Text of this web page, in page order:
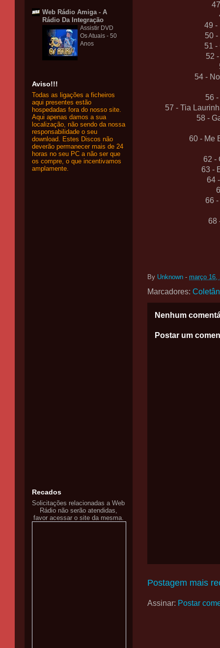
49 -
50 -
51 -
52
54 -
56
57 - Tia
58 -
60 - Me
62 -
63 -
64
66
68
By Unknown - março 16,
Marcadores:
Nenhum
Postar um
Postagem mais
Assinar: Postar
Web Rádio Amiga - A
Rádio Da Integração
Assistir DVD
Os Atuais - 50
Anos
Aviso!!!
Todas as ligações a ficheiros
aqui presentes estão
hospedadas fora do nosso site.
Aqui apenas damos a sua
localização, não sendo da nossa
responsabilidade o seu
download. Estes Discos não
deverão permanecer mais de 24
horas no seu PC a não ser que
os compre, o que incentivamos
amplamente.
Recados
Solicitações relacionadas a Web
Rádio não serão atendidas,
favor acessar o site da mesma.